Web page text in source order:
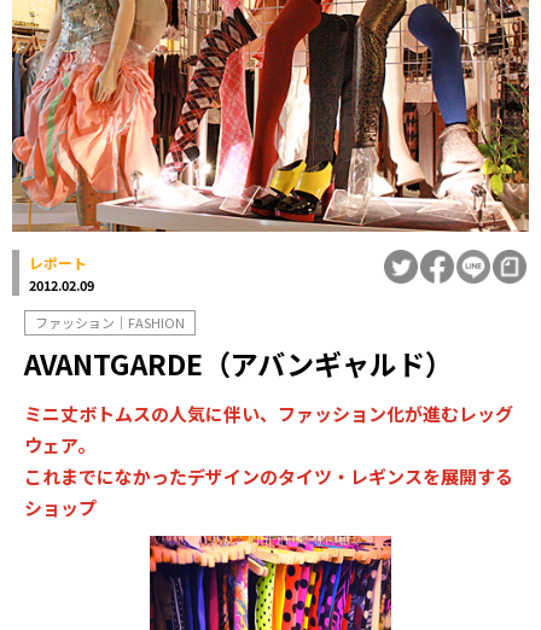
レポート
2012.02.09
ファッション｜FASHION
AVANTGARDE（アバンギャルド）
ミニ丈ボトムスの人気に伴い、ファッション化が進むレッグ
ウェア。
これまでになかったデザインのタイツ・レギンスを展開する
ショップ